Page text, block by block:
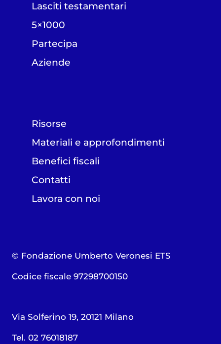
Lasciti testamentari
5×1000
Partecipa
Aziende
Risorse
Materiali e approfondimenti
Benefici fiscali
Contatti
Lavora con noi
© Fondazione Umberto Veronesi ETS
Codice fiscale 97298700150
Via Solferino 19, 20121 Milano
Tel. 02 76018187